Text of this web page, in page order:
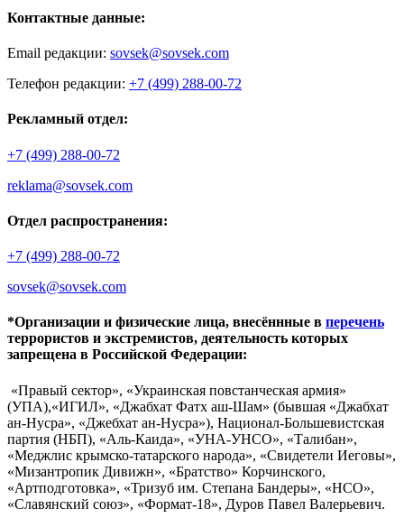
Контактные данные:
Email редакции: sovsek@sovsek.com
Телефон редакции: +7 (499) 288-00-72
Рекламный отдел:
+7 (499) 288-00-72
reklama@sovsek.com
Отдел распространения:
+7 (499) 288-00-72
sovsek@sovsek.com
*Организации и физические лица, внесённные в перечень
террористов и экстремистов, деятельность которых
запрещена в Российской Федерации:
«Правый сектор», «Украинская повстанческая армия»
(УПА),«ИГИЛ», «Джабхат Фатх аш-Шам» (бывшая «Джабхат
ан-Нусра», «Джебхат ан-Нусра»), Национал-Большевистская
партия (НБП), «Аль-Каида», «УНА-УНСО», «Талибан»,
«Меджлис крымско-татарского народа», «Свидетели Иеговы»,
«Мизантропик Дивижн», «Братство» Корчинского,
«Артподготовка», «Тризуб им. Степана Бандеры», «НСО»,
«Славянский союз», «Формат-18», Дуров Павел Валерьевич.